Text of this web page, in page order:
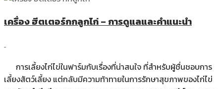
เครื่อง ฮีตเตอร์กกลูกไก่ – การดูแลและคำแนะนำ
การเลี้ยงไก่ไข่ในฟาร์มกับเรื่องที่น่าสนใจ ที่สำหรับผู้ชื่นชอบการ
เลี้ยงสัตว์เลี้ยง แต่กลับมีความท้าทายในการรักษาสุขภาพของไก่ไข่